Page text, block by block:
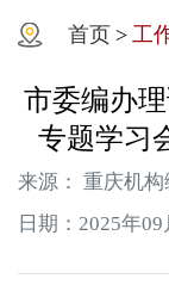
首页 > 工
市委编办
专题学习
来源： 重庆机构
日期：2025年09